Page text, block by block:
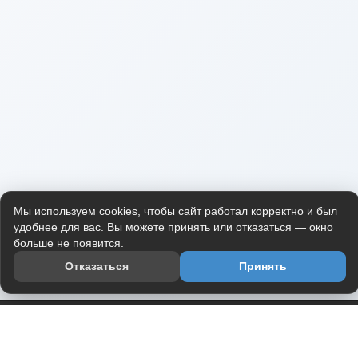
Мы используем cookies, чтобы сайт работал корректно и был
удобнее для вас. Вы можете принять или отказаться — окно
больше не появится.
Отказаться
Принять